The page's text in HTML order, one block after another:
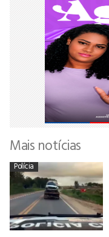
Mais notícias
Polícia